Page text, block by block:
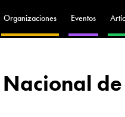
Organizaciones Eventos